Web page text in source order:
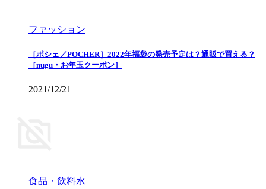
ファッション
［ポシェ／POCHER］2022年福袋の発売予定は？通販で買える？
［nugu・お年玉クーポン］
2021/12/21
食品・飲料水